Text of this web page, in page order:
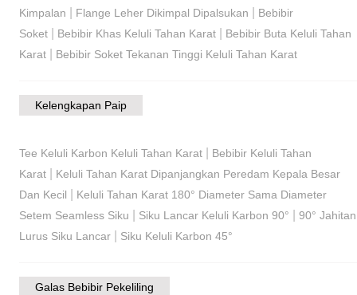
Kimpalan
Flange Leher Dikimpal Dipalsukan
Bebibir
Soket| Bebibir Khas Keluli Tahan Karat| Bebibir Buta Keluli Tahan
Karat| Bebibir Soket Tekanan Tinggi Keluli Tahan Karat
Kelengkapan Paip
Tee Keluli Karbon Keluli Tahan Karat| Bebibir Keluli Tahan
Karat| Keluli Tahan Karat Dipanjangkan Peredam Kepala Besar
Dan Kecil
Keluli Tahan Karat 180° Diameter Sama Diameter
Setem Seamless Siku
Siku Lancar Keluli Karbon 90°
90° Jahitan
Lurus Siku Lancar| Siku Keluli Karbon 45°
Galas Bebibir Pekeliling